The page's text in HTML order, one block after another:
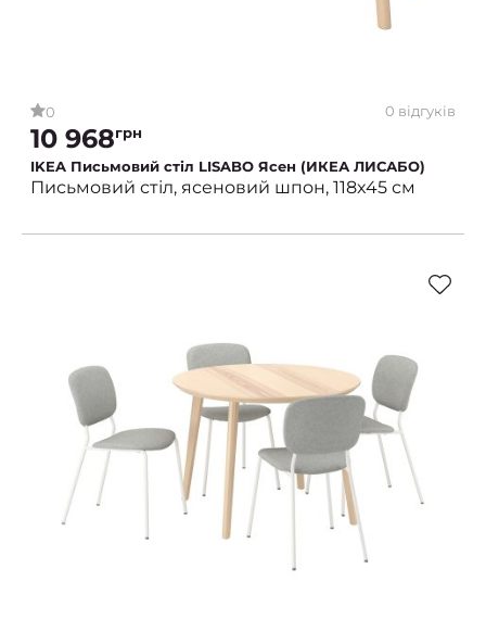
0 0 відгуків
10 968грн
IKEA Письмовий стіл LISABO Ясен (ИКЕА ЛИСАБО)
Письмовий стіл, ясеновий шпон, 118x45 см